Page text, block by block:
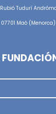
Tudurí
Maó